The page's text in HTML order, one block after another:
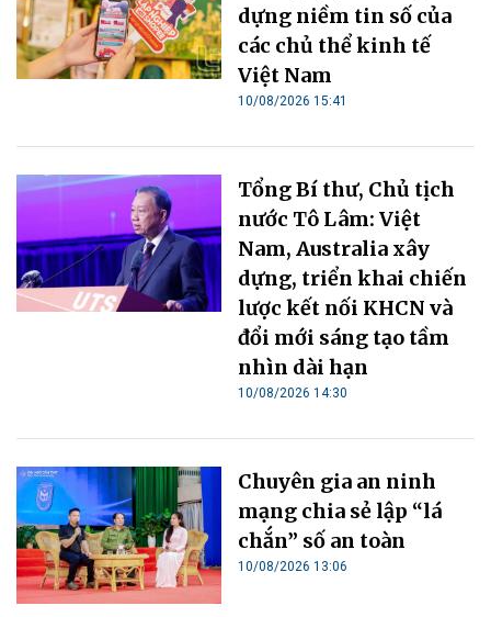
dựng niềm tin số của
các chủ thể kinh tế
Việt Nam
10/08/2026 15:41
Tổng Bí thư, Chủ tịch
nước Tô Lâm: Việt
Nam, Australia xây
dựng, triển khai chiến
lược kết nối KHCN và
đổi mới sáng tạo tầm
nhìn dài hạn
10/08/2026 14:30
Chuyên gia an ninh
mạng chia sẻ lập “lá
chắn” số an toàn
10/08/2026 13:06